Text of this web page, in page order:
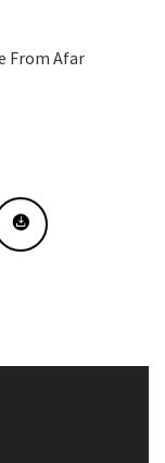
From Afar